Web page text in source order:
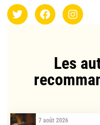
Les
7 août 2026